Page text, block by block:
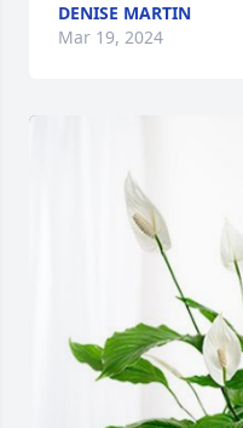
DENISE MARTIN
Mar 19, 2024